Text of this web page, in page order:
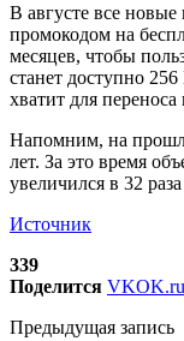
В августе все новые
промокодом на
месяцев, чтобы
станет доступно
хватит для
Напомним, на
лет. За это время
увеличился в 32
Источник
339
Поделится VKOK.ru
Предыдущая запись